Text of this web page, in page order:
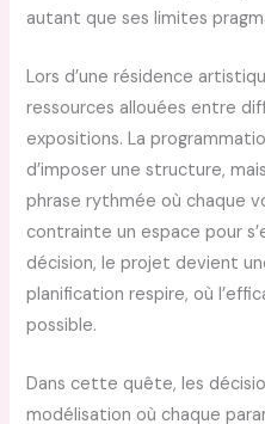
autant que ses limites
Lors d’une résidence
ressources allouées entre
expositions. La
d’imposer une structure,
phrase rythmée où chaque
contrainte un espace pour
décision, le projet devient
planification respire, où
possible.
Dans cette quête, les
modélisation où chaque